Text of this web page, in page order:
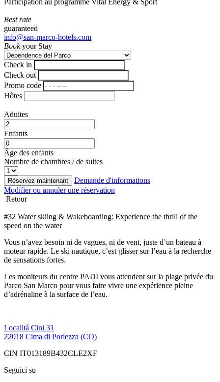
Participation au programme Vital Energy & Sport
Best rate
guaranteed
info@san-marco-hotels.com
Bookyour Stay
Check in
Check out
Promo code
Hôtes
Adultes
Enfants
Âge des enfants
Nombre de chambres / de suites
Réservez maintenant
Demande d'informations
Modifier ou annuler une réservation
Retour
#32 Water skiing & Wakeboarding: Experience the thrill of the
speed on the water
Vous n’avez besoin ni de vagues, ni de vent, juste d’un bateau à
moteur rapide. Le ski nautique, c’est glisser sur l’eau à la recherche
de sensations fortes.
Les moniteurs du centre PADI vous attendent sur la plage privée du
Parco San Marco pour vous faire vivre une expérience pleine
d’adrénaline à la surface de l’eau.
Localitá Cini 31
22018 Cima di Porlezza (CO)
CIN IT013189B432CLE2XF
Seguici su